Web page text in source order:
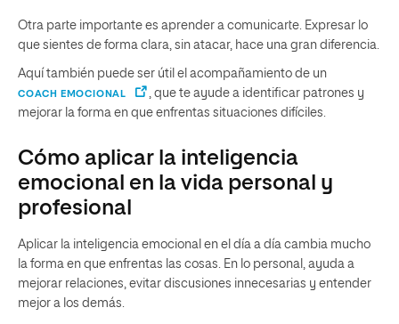
Otra parte importante es aprender a comunicarte. Expresar lo
que sientes de forma clara, sin atacar, hace una gran diferencia.
Aquí también puede ser útil el acompañamiento de un
COACH EMOCIONAL
, que te ayude a identificar patrones y
mejorar la forma en que enfrentas situaciones difíciles.
Cómo aplicar la inteligencia
emocional en la vida personal y
profesional
Aplicar la inteligencia emocional en el día a día cambia mucho
la forma en que enfrentas las cosas. En lo personal, ayuda a
mejorar relaciones, evitar discusiones innecesarias y entender
mejor a los demás.